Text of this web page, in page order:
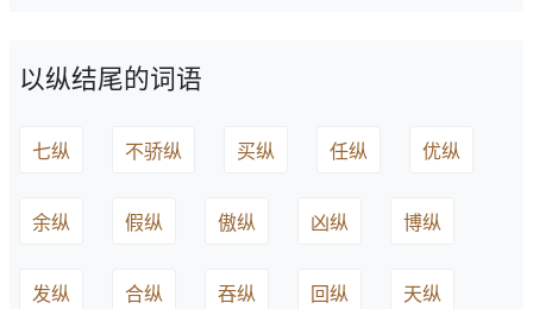
以纵结尾的词语
七纵 不骄纵 买纵 任纵 优纵
余纵 假纵 傲纵 凶纵 博纵
发纵 合纵 吞纵 回纵 天纵